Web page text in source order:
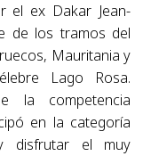
el ex Dakar Jean-
de los tramos del
Mauritania y
Lago Rosa.
la competencia
en la categoría
disfrutar el muy